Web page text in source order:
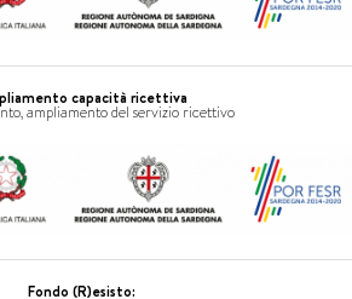
capacità ricettiva
ampliamento del servizio ricettivo
Fondo (R)esisto: